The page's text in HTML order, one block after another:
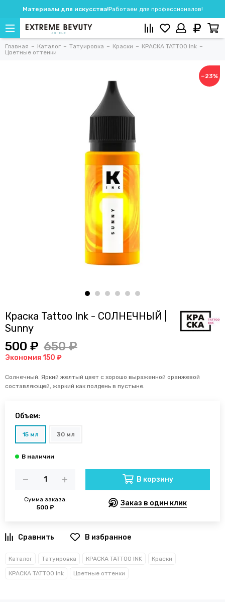
Материалы для искусства!Работаем для профессионалов!
Главная Каталог Татуировка Краски
КРАСКА TATTOO Ink
Цветные оттенки
−23%
Краска Tattoo Ink - СОЛНЕЧНЫЙ |
Sunny
500 ₽ 650 ₽
Экономия 150 ₽
Солнечный. Яркий желтый цвет с хорошо выраженной оранжевой
составляющей, жаркий как полдень в пустыне.
Объем:
15 мл 30 мл
Сумма заказа:
500 ₽
В корзину
Заказ в один клик
В избранное
Каталог Татуировка КРАСКА TATTOO INK Краски
КРАСКА TATTOO Ink Цветные оттенки